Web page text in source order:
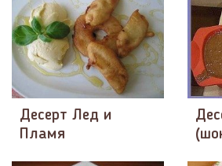
Десерт Лед и
Пламя